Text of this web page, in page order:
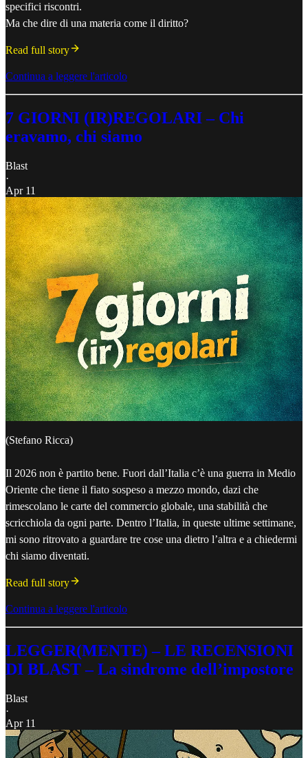
specifici riscontri.
Ma che dire di una materia come il diritto?
Read full story
Continua a leggere l'articolo
7 GIORNI (IR)REGOLARI – Chi
eravamo, chi siamo
Blast
·
Apr 11
(Stefano Ricca)
Il 2026 non è partito bene. Fuori dall’Italia c’è una guerra in Medio
Oriente che tiene il fiato sospeso a mezzo mondo, dazi che
rimescolano le carte del commercio globale, una stabilità che
scricchiola da ogni parte. Dentro l’Italia, in queste ultime settimane,
mi sono ritrovato a guardare tre cose una dietro l’altra e a chiedermi
chi siamo diventati.
Read full story
Continua a leggere l'articolo
LEGGER(MENTE) – LE RECENSIONI
DI BLAST – La sindrome dell’impostore
Blast
·
Apr 11